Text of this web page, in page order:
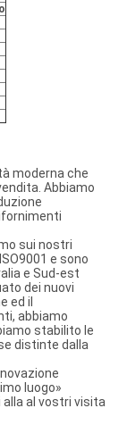
moderna che
Abbiamo
sui nostri
e sono
e Sud-est
dei nuovi
ed il
abbiamo
stabilito le
distinte dalla
luogo»
al vostri visita